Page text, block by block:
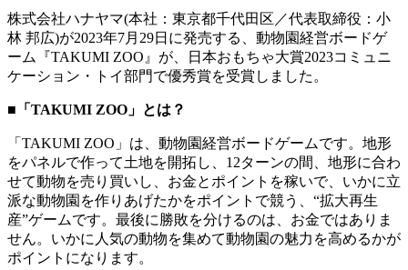
株式会社ハナヤマ(本社：東京都千代田区／代表取締役：小
林 邦広)が2023年7月29日に発売する、動物園経営ボードゲ
ーム『TAKUMI ZOO』が、日本おもちゃ大賞2023コミュニ
ケーション・トイ部門で優秀賞を受賞しました。
■「TAKUMI ZOO」とは？
「TAKUMI ZOO」は、動物園経営ボードゲームです。地形
をパネルで作って土地を開拓し、12ターンの間、地形に合わ
せて動物を売り買いし、お金とポイントを稼いで、いかに立
派な動物園を作りあげたかをポイントで競う、“拡大再生
産”ゲームです。最後に勝敗を分けるのは、お金ではありま
せん。いかに人気の動物を集めて動物園の魅力を高めるかが
ポイントになります。